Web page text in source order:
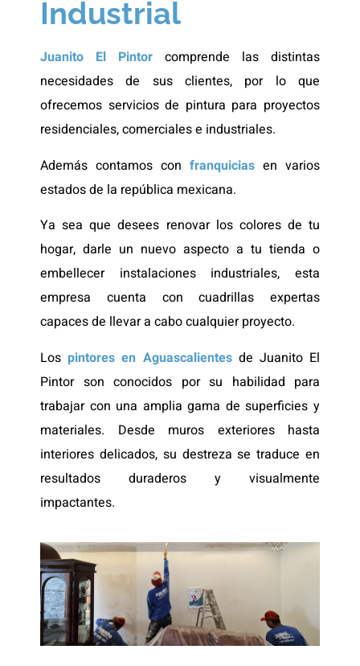
Industrial
Juanito El Pintor comprende las distintas
necesidades de sus clientes, por lo que
ofrecemos servicios de pintura para proyectos
residenciales, comerciales e industriales.
Además contamos con franquicias en varios
estados de la república mexicana.
Ya sea que desees renovar los colores de tu
hogar, darle un nuevo aspecto a tu tienda o
embellecer instalaciones industriales, esta
empresa cuenta con cuadrillas expertas
capaces de llevar a cabo cualquier proyecto.
Los pintores en Aguascalientesde Juanito El
Pintor son conocidos por su habilidad para
trabajar con una amplia gama de superficies y
materiales. Desde muros exteriores hasta
interiores delicados, su destreza se traduce en
resultados duraderos y visualmente
impactantes.